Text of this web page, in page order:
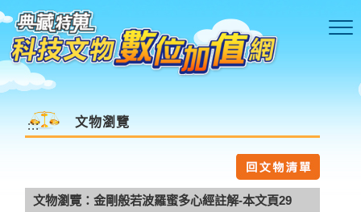
跳到主要內容區塊
::: 文物瀏覽
文物瀏覽：金剛般若波羅蜜多心經註解-本文頁29